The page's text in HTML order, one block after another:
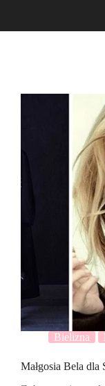
Bielizna
Małgosia Bela dla